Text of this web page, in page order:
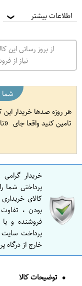
اطلاعات بیشتر ❯
از بروز رسانی
نیاز از
شما
هر روزه صدها خریدار این
تامین کنید واقعا جای
خریدار
پرداختی
کالای
بودن ،
فروشنده و
پرداخت
خارج از
توضیحات کالا